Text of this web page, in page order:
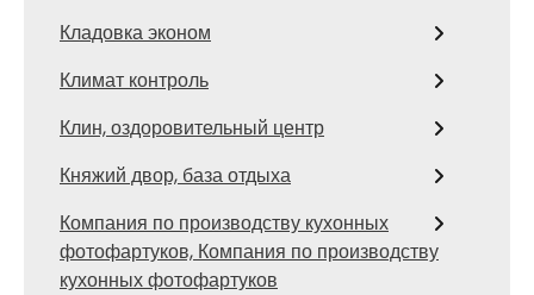
Кладовка эконом
Климат контроль
Клин, оздоровительный центр
Княжий двор, база отдыха
Компания по производству кухонных
фотофартуков, Компания по производству
кухонных фотофартуков